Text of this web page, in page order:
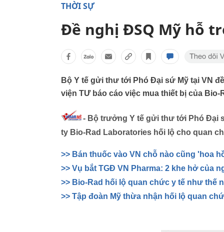
THỜI SỰ
Đề nghị ĐSQ Mỹ hỗ
Bộ Y tế gửi thư tới Phó Đại sứ Mỹ tại VN
viện TƯ báo cáo việc mua thiết bị của Bio-
- Bộ trưởng Y tế gửi thư tới Phó Đại
ty Bio-Rad Laboratories hối lộ cho quan
>> Bán thuốc vào VN chỗ nào cũng 'hoa
>> Vụ bắt TGĐ VN Pharma: 2 khe hở của
>> Bio-Rad hối lộ quan chức y tế như thế
>> Tập đoàn Mỹ thừa nhận hối lộ quan